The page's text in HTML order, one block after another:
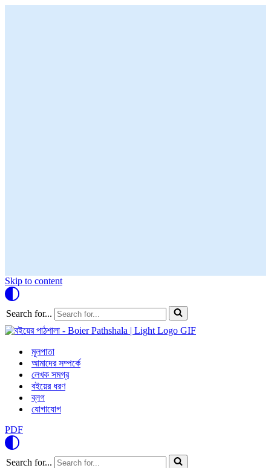
Skip to content
Search for...
মূলপাতা
আমাদের সম্পর্কে
লেখক সমগ্র
বইয়ের ধরণ
ব্লগ
যোগাযোগ
PDF
Search for...